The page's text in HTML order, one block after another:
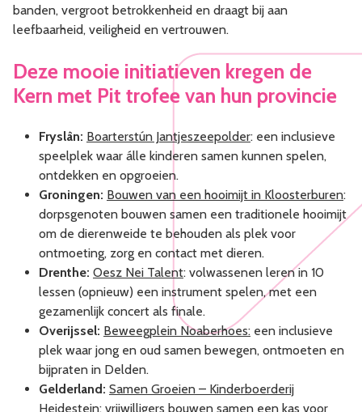
banden, vergroot betrokkenheid en draagt bij aan
leefbaarheid, veiligheid en vertrouwen.
Deze mooie initiatieven kregen de
Kern met Pit trofee van hun provincie
Fryslân: Boarterstún Jantjeszeepolder: een inclusieve
speelplek waar álle kinderen samen kunnen spelen,
ontdekken en opgroeien.
Groningen: Bouwen van een hooimijt in Kloosterburen:
dorpsgenoten bouwen samen een traditionele hooimijt
om de dierenweide te behouden als plek voor
ontmoeting, zorg en contact met dieren.
Drenthe: Oesz Nei Talent: volwassenen leren in 10
lessen (opnieuw) een instrument spelen, met een
gezamenlijk concert als finale.
Overijssel: Beweegplein Noaberhoes: een inclusieve
plek waar jong en oud samen bewegen, ontmoeten en
bijpraten in Delden.
Gelderland: Samen Groeien – Kinderboerderij
Heidestein: vrijwilligers bouwen samen een kas voor